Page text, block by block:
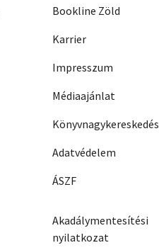
Bookline Zöld
Karrier
Impresszum
Médiaajánlat
Könyvnagykereskedés
Adatvédelem
ÁSZF
Akadálymentesítési
nyilatkozat